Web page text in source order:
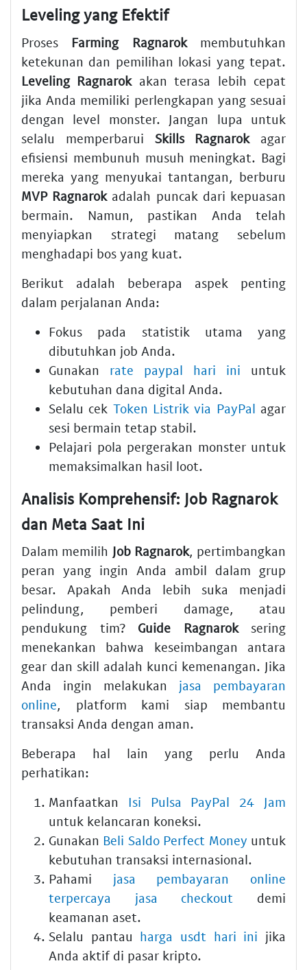
Leveling yang Efektif
Proses Farming Ragnarokmembutuhkan
ketekunan dan pemilihan lokasi yang tepat.
Leveling Ragnarokakan terasa lebih cepat
jika Anda memiliki perlengkapan yang sesuai
dengan level monster. Jangan lupa untuk
selalu memperbarui Skills Ragnarokagar
efisiensi membunuh musuh meningkat. Bagi
mereka yang menyukai tantangan, berburu
MVP Ragnarokadalah puncak dari kepuasan
bermain. Namun, pastikan Anda telah
menyiapkan strategi matang sebelum
menghadapi bos yang kuat.
Berikut adalah beberapa aspek penting
dalam perjalanan Anda:
Fokus pada statistik utama yang
dibutuhkan job Anda.
Gunakan rate paypal hari ini untuk
kebutuhan dana digital Anda.
Selalu cek Token Listrik via PayPal agar
sesi bermain tetap stabil.
Pelajari pola pergerakan monster untuk
memaksimalkan hasil loot.
Analisis Komprehensif: Job Ragnarok
dan Meta Saat Ini
Dalam memilih Job Ragnarok, pertimbangkan
peran yang ingin Anda ambil dalam grup
besar. Apakah Anda lebih suka menjadi
pelindung, pemberi damage, atau
pendukung tim? Guide Ragnaroksering
menekankan bahwa keseimbangan antara
gear dan skill adalah kunci kemenangan. Jika
Anda ingin melakukan jasa pembayaran
online, platform kami siap membantu
transaksi Anda dengan aman.
Beberapa hal lain yang perlu Anda
perhatikan:
Manfaatkan Isi Pulsa PayPal 24 Jam
untuk kelancaran koneksi.
Gunakan Beli Saldo Perfect Money untuk
kebutuhan transaksi internasional.
Pahami jasa pembayaran online
terpercaya jasa checkout demi
keamanan aset.
Selalu pantau harga usdt hari ini jika
Anda aktif di pasar kripto.